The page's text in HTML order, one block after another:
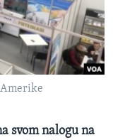
Amerike
svom nalogu na